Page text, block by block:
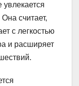
считает,
с легкостью
и расширяет